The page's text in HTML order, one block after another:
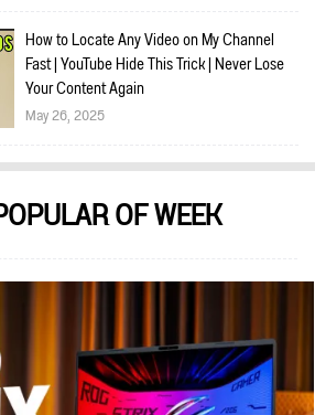
How to Locate Any Video on My Channel
Fast | YouTube Hide This Trick | Never Lose
Your Content Again
May 26, 2025
OF WEEK